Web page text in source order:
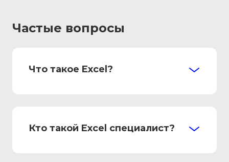
Частые вопросы
Что такое Excel?
Кто такой Excel специалист?